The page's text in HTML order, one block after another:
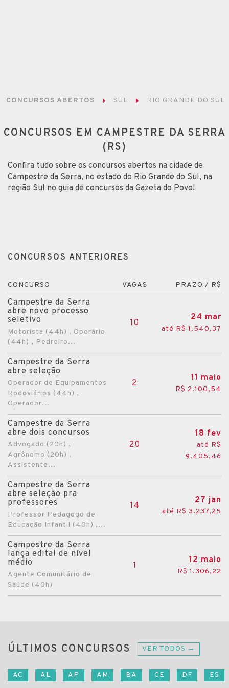
CONCURSOS ABERTOS SUL RIO GRANDE DO SUL
CONCURSOS EM CAMPESTRE DA SERRA
(RS)
Confira tudo sobre os concursos abertos na cidade de
Campestre da Serra, no estado do Rio Grande do Sul, na
região Sul no guia de concursos da Gazeta do Povo!
CONCURSOS ANTERIORES
CONCURSO VAGAS PRAZO / R$
Campestre da Serra
abre novo processo
seletivo
Motorista (44h) , Operário
(44h) , Pedreiro...
10
24 mar
até R$ 1.540,37
Campestre da Serra
abre seleção
Operador de Equipamentos
Rodoviários (44h) ,
Operador...
2
11 maio
R$ 2.100,54
Campestre da Serra
abre dois concursos
Advogado (20h) ,
Agrônomo (20h) ,
Assistente...
20
18 fev
até R$
9.405,46
Campestre da Serra
abre seleção pra
professores
Professor Pedagogo de
Educação Infantil (40h) ,...
14
27 jan
até R$ 3.237,25
Campestre da Serra
lança edital de nível
médio
Agente Comunitário de
Saúde (40h)
1
12 maio
R$ 1.306,22
ÚLTIMOS CONCURSOS VER TODOS →
AC AL AP AM BA CE DF ES